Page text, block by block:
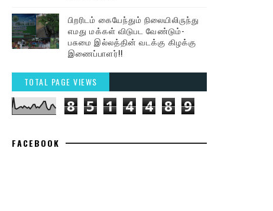
பிறரிடம் கையேந்தும் நிலையிலிருந்து
எமது மக்கள் விடுபட வேண்டும்-
பசுமை இல்லத்தின் வடக்கு கிழக்கு
இணைப்பாளர்!!
TOTAL PAGE VIEWS
8 5 1 4 4 8 9
FACEBOOK